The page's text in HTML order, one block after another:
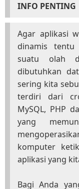
INFO PENTING
Agar aplikasi
dinamis
suatu olah
dibutuhkan
sering kita
terdiri dari
MySQL, PHP
yang
komputer
aplikasi yang
Bagi Anda